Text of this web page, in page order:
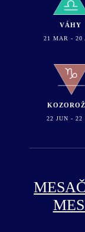
VÁHY
21 MAR - 20
22 JUN - 22